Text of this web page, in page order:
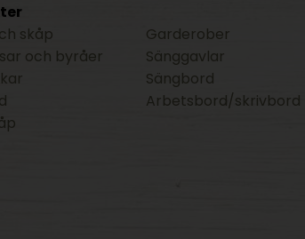
skåp
och byråer
Garderober
Sänggavlar
Sängbord
Arbetsbord/skrivbord